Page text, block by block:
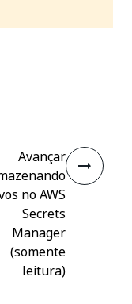
Avançar
no AWS
Secrets
Manager
(somente
leitura)